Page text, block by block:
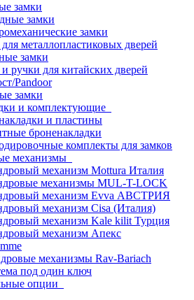
замки
замки
замки
металлопластиковых дверей
замки
ручки для китайских дверей
Раndoor
замки
и комплектующие
и пластины
броненакладки
комплекты для замков
механизмы
механизм Mottura Италия
механизмы MUL-T-LOCK
механизм Evva АВСТРИЯ
механизм Cisa (Италия)
механизм Kale kilit Турция
механизм Апекс
механизмы Rav-Bariach
под один ключ
опции